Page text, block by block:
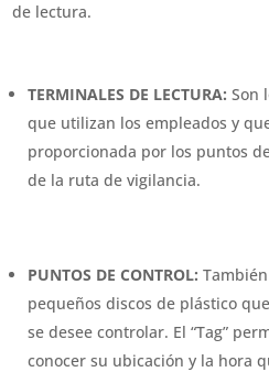
de lectura.
TERMINALES DE LECTURA: Son
que utilizan los empleados y
proporcionada por los puntos
de la ruta de vigilancia.
PUNTOS DE CONTROL: También
pequeños discos de plástico
se desee controlar. El “Tag”
conocer su ubicación y la hora